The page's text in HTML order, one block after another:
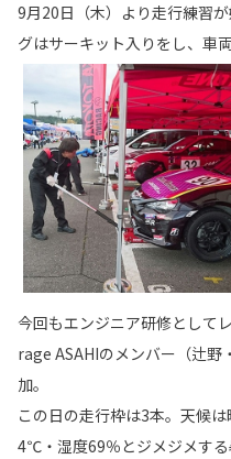
9月20日（木）より走行練習
グはサーキット入りをし、車
今回もエンジニア研修として
rage ASAHIのメンバー（辻
加。
この日の走行枠は3本。天候
4℃・湿度69％とジメジメする